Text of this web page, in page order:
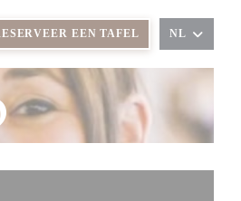
EEN TAFEL NL